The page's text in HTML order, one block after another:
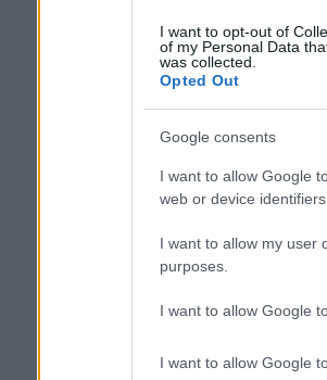
I want to opt-out of
of my Personal Data
was collected.
Opted Out
Google consents
I want to allow Google
web or device identifiers
I want to allow my user
purposes.
I want to allow Google
I want to allow Google